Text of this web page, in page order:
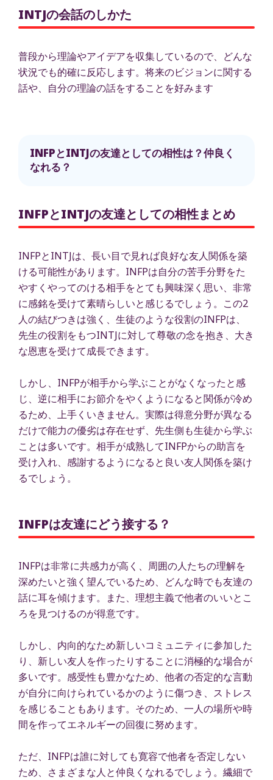
INTJの会話のしかた
普段から理論やアイデアを収集しているので、どんな
状況でも的確に反応します。将来のビジョンに関する
話や、自分の理論の話をすることを好みます
INFPとINTJの友達としての相性は？仲良く
なれる？
INFPとINTJの友達としての相性まとめ
INFPとINTJは、長い目で見れば良好な友人関係を築
ける可能性があります。INFPは自分の苦手分野をた
やすくやってのける相手をとても興味深く思い、非常
に感銘を受けて素晴らしいと感じるでしょう。この2
人の結びつきは強く、生徒のような役割のINFPは、
先生の役割をもつINTJに対して尊敬の念を抱き、大き
な恩恵を受けて成長できます。
しかし、INFPが相手から学ぶことがなくなったと感
じ、逆に相手にお節介をやくようになると関係が冷め
るため、上手くいきません。実際は得意分野が異なる
だけで能力の優劣は存在せず、先生側も生徒から学ぶ
ことは多いです。相手が成熟してINFPからの助言を
受け入れ、感謝するようになると良い友人関係を築け
るでしょう。
INFPは友達にどう接する？
INFPは非常に共感力が高く、周囲の人たちの理解を
深めたいと強く望んでいるため、どんな時でも友達の
話に耳を傾けます。また、理想主義で他者のいいとこ
ろを見つけるのが得意です。
しかし、内向的なため新しいコミュニティに参加した
り、新しい友人を作ったりすることに消極的な場合が
多いです。感受性も豊かなため、他者の否定的な言動
が自分に向けられているかのように傷つき、ストレス
を感じることもあります。そのため、一人の場所や時
間を作ってエネルギーの回復に努めます。
ただ、INFPは誰に対しても寛容で他者を否定しない
ため、さまざまな人と仲良くなれるでしょう。繊細で